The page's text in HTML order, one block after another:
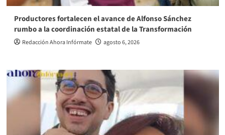
Productores fortalecen el avance de Alfonso Sánchez
rumbo a la coordinación estatal de la Transformación
Redacción Ahora Infórmate agosto 6, 2026